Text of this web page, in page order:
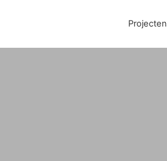
Projecten